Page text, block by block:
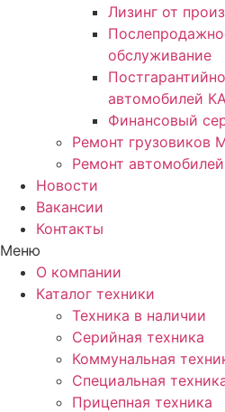
Лизинг от
обслуживание
автомобилей
Финансовый
Ремонт грузовиков
Ремонт
Новости
Вакансии
Контакты
Меню
О компании
Каталог техники
Техника в наличии
Серийная техника
Коммунальная
Специальная
Прицепная техника